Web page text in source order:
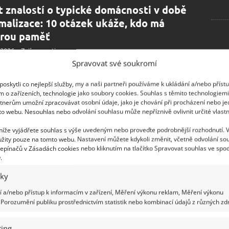
Spravovat své soukromí
co nejlepší služby, my a naši partneři používáme k ukládání a/nebo
o zařízeních, technologie jako soubory cookies. Souhlas s těmito
umožní zpracovávat osobní údaje, jako je chování při procházení nebo
webu. Nesouhlas nebo odvolání souhlasu může nepříznivě ovlivnit určité
vyjádřete souhlas s výše uvedeným nebo proveďte podrobnější rozhodnutí.
pouze na tomto webu. Nastavení můžete kdykoli změnit, včetně odvolání
v Zásadách cookies nebo kliknutím na tlačítko Spravovat souhlas ve
a/nebo přístup k informacím v zařízení, Měření výkonu reklam, Měření výkonu
publiku prostřednictvím statistik nebo kombinací údajů z různých
znalostí o typické domácnosti v době
10 otázek ukáže, kdo má
paměť
Zajímavosti
v Československu během 70. a 80. let,
vybavení se zaměřuje tento kvíz.
kvíz na téma život a práce za
Starší generace mohou projít s
skóre
život za socialismu se od dnešního výrazně lišil.
bylo nejen zdrojem obživy, ale také zákonnou